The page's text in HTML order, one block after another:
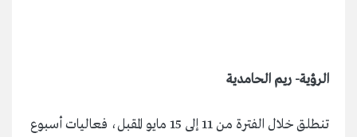
الرؤية- ريم الحامدية
تنطلق خلال الفترة من 11 إلى 15 مايو المقبل، فعاليات أسبوع